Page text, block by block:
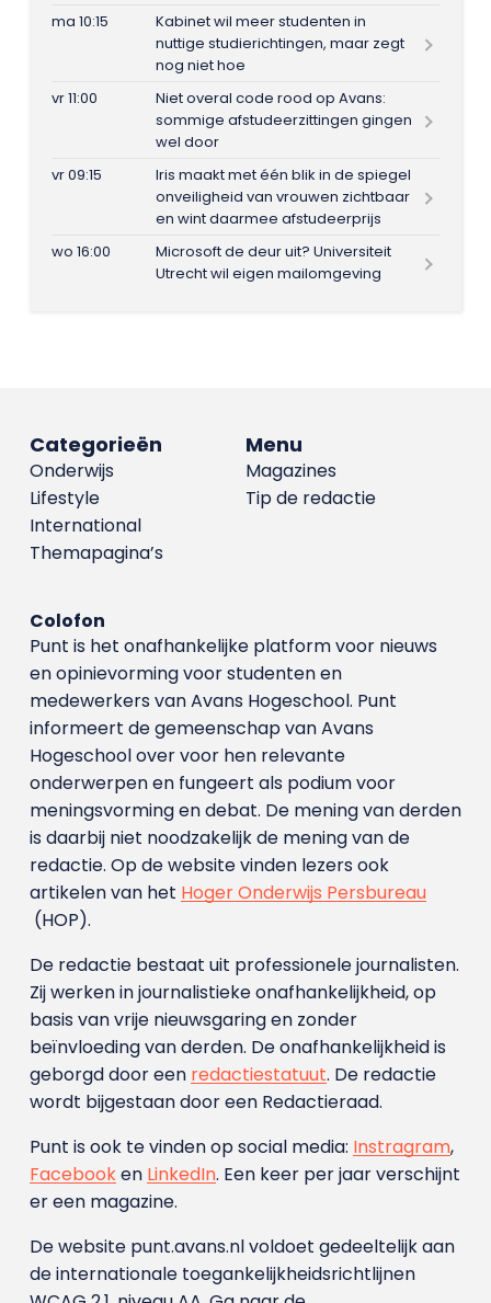
ma 10:15
Kabinet wil meer studenten in
nuttige studierichtingen, maar zegt
nog niet hoe
vr 11:00
Niet overal code rood op Avans:
sommige afstudeerzittingen gingen
wel door
vr 09:15
Iris maakt met één blik in de spiegel
onveiligheid van vrouwen zichtbaar
en wint daarmee afstudeerprijs
wo 16:00
Microsoft de deur uit? Universiteit
Utrecht wil eigen mailomgeving
Menu
Magazines
Tip de redactie
Categorieën
Onderwijs
Lifestyle
International
Themapagina’s
Colofon
Punt is het onafhankelijke platform voor nieuws
en opinievorming voor studenten en
medewerkers van Avans Hoge­school. Punt
informeert de gemeenschap van Avans
Hogeschool over voor hen relevante
onderwerpen en fungeert als podium voor
meningsvorming en debat. De mening van derden
is daarbij niet noodzakelijk de mening van de
redactie. Op de website vinden lezers ook
artikelen van het Hoger Onderwijs Persbureau
(HOP).
De redactie bestaat uit professionele journalisten.
Zij werken in journalistieke onafhankelijkheid, op
basis van vrije nieuwsgaring en zonder
beïnvloeding van derden. De onafhankelijkheid is
geborgd door een redactiestatuut. De redactie
wordt bijgestaan door een Redactieraad.
Punt is ook te vinden op social media: Instragram,
Facebooken LinkedIn. Een keer per jaar verschijnt
er een magazine.
De website punt.avans.nl voldoet gedeeltelijk aan
de internationale toegankelijkheidsrichtlijnen